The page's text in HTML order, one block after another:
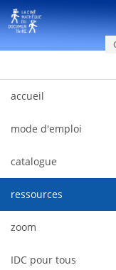
Saut au contenu
accueil
mode d'emploi
catalogue
ressources
zoom
IDC pour tous